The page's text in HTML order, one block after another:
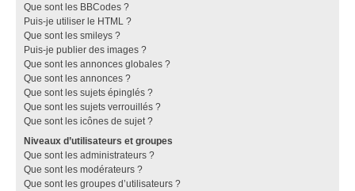
Que sont les BBCodes ?
Puis-je utiliser le HTML ?
Que sont les smileys ?
Puis-je publier des images ?
Que sont les annonces globales ?
Que sont les annonces ?
Que sont les sujets épinglés ?
Que sont les sujets verrouillés ?
Que sont les icônes de sujet ?
Niveaux d’utilisateurs et groupes
Que sont les administrateurs ?
Que sont les modérateurs ?
Que sont les groupes d’utilisateurs ?